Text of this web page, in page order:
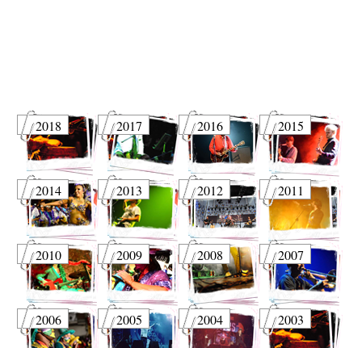
2018 2017 2016 2015
2014 2013 2012 2011
2010 2009 2008 2007
2006 2005 2004 2003